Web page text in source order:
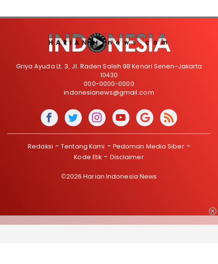
Griya Ayuda Lt. 3, Jl. Raden Saleh 9B Kenari Senen-Jakarta
10430
000-0000-0000
indonesianews@gmail.com
Redaksi Tentang Kami
Pedoman Media Siber
Kode Etik
Disclaimer
©2026 Harian Indonesia News